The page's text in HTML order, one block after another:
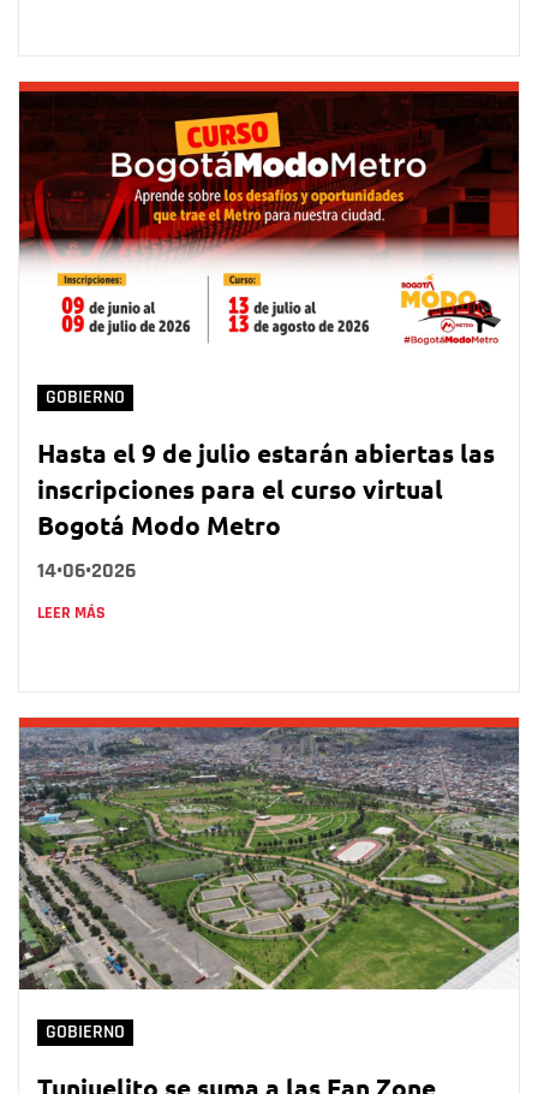
GOBIERNO
Hasta el 9 de julio estarán abiertas las
inscripciones para el curso virtual
Bogotá Modo Metro
14•06•2026
LEER MÁS
GOBIERNO
Tunjuelito se suma a las Fan Zone